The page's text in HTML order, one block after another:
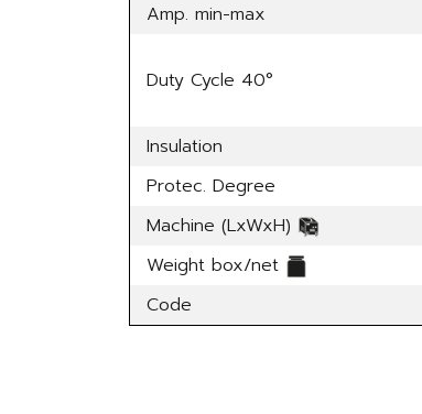
Amp. min-max
Duty Cycle 40°
Insulation
Protec. Degree
Machine (LxWxH)
Weight box/net
Code